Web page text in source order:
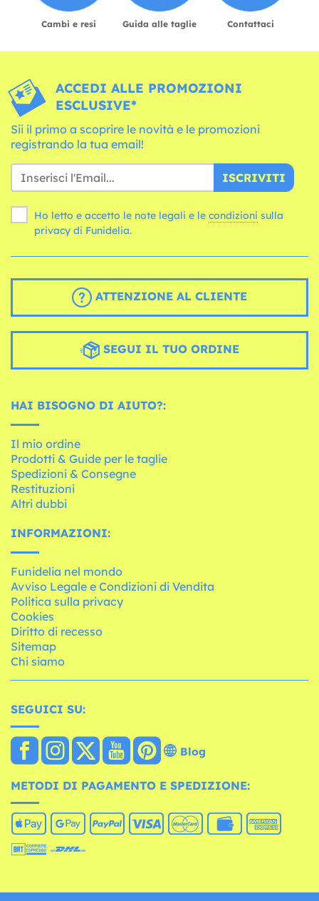
Cambi e resi Guida alle taglie Contattaci
ACCEDI ALLE PROMOZIONI
ESCLUSIVE*
Sii il primo a scoprire le novità e le promozioni
registrando la tua email!
ISCRIVITI
Ho letto e accetto le note legali e le condizioni
privacy di Funidelia.
ATTENZIONE AL CLIENTE
SEGUI IL TUO ORDINE
HAI BISOGNO DI AIUTO?:
Il mio ordine
Prodotti & Guide per le taglie
Spedizioni & Consegne
Restituzioni
Altri dubbi
INFORMAZIONI:
Funidelia nel mondo
Avviso Legale e Condizioni di Vendita
Politica sulla privacy
Cookies
Diritto di recesso
Sitemap
Chi siamo
SEGUICI SU:
Blog
METODI DI PAGAMENTO E SPEDIZIONE: